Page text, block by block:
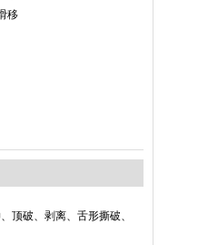
移
顶破、剥离、舌形撕破、